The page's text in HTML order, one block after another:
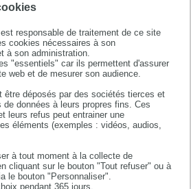
est responsable de traitement de ce site
cookies nécessaires à son
à son administration.
"essentiels" car ils permettent d'assurer
web et de mesurer son audience.
être déposés par des sociétés tierces et
données à leurs propres fins. Ces
leurs refus peut entrainer une
éléments (exemples : vidéos, audios,
à tout moment à la collecte de
cliquant sur le bouton "Tout refuser" ou à
le bouton "Personnaliser".
pendant 365 jours.
EQUITY -
Embodiment, social
ineQualities,
lifecoUrse
epidemiology,
diseases,
methodologY
du CERPOP,
III Paul Sabatier
•doctorante